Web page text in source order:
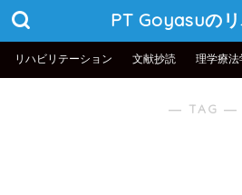
PT Goyasuの
リハビリテーション 文献抄読 理学療法
― TAG ―